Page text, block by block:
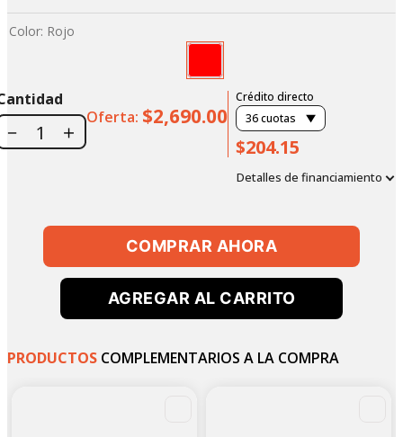
Color: Rojo
＋
－
Oferta: $2,690.00
Crédito directo
36cuotas
$204.15
Detalles de financiamiento
COMPRAR AHORA
AGREGAR AL CARRITO
PRODUCTOS COMPLEMENTARIOS A LA COMPRA